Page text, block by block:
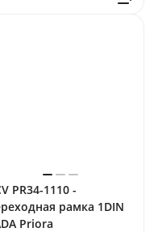
PR34-1110 -
рамка 1DIN
Priora